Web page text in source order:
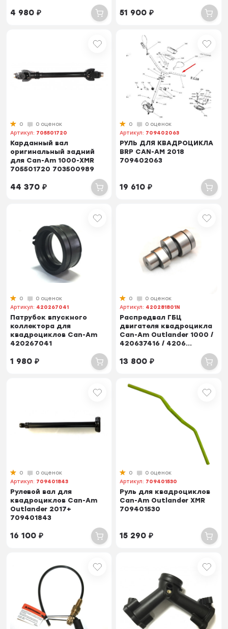
4 980₽ 51 900₽
0
0 оценок
Артикул: 705501720
Карданный вал
оригинальный задний
для Can-Am 1000-XMR
705501720 703500989
44 370₽
0
0 оценок
Артикул: 709402063
РУЛЬ ДЛЯ КВАДРОЦИКЛА
BRP CAN-AM 2018
709402063
19 610₽
0
0 оценок
Артикул: 420267041
Патрубок впускного
коллектора для
квадроциклов Can-Am
420267041
1 980₽
0
0 оценок
Артикул: 420281801N
Распредвал ГБЦ
двигателя квадроцикла
Can-Am Outlander 1000 /
420637416 / 4206...
13 800₽
0
0 оценок
Артикул: 709401843
Рулевой вал для
квадроциклов Can-Am
Outlander 2017+
709401843
16 100₽
0
0 оценок
Артикул: 709401530
Руль для квадроциклов
Can-Am Outlander XMR
709401530
15 290₽